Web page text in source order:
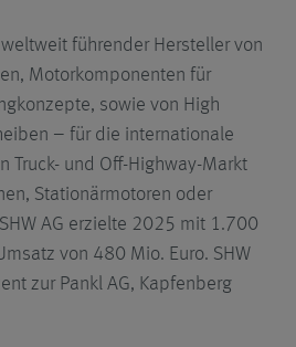
weltweit führender Hersteller von
Motorkomponenten für
sowie von High
– für die internationale
Truck- und Off-Highway-Markt
Stationärmotoren oder
AG erzielte 2025 mit 1.700
von 480 Mio. Euro. SHW
zur Pankl AG, Kapfenberg